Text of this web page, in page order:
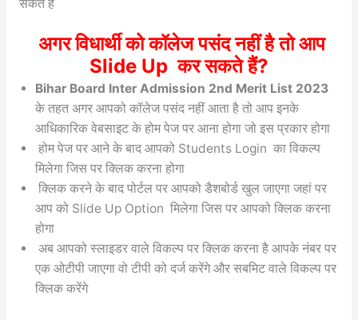
सकते हैं
अगर विधार्थी को कॉलेज पसंद नहीं है तो आप
Slide Up कर सकते हैं?
Bihar Board Inter Admission 2nd Merit List 2023
के तहत अगर आपको कॉलेज पसंद नहीं आता है तो आप इनके
आधिकारिक वेबसाइट के होम पेज पर आना होगा जो इस प्रकार होगा
होम पेज पर आने के बाद आपको Students Login का विकल्प
मिलेगा जिस पर क्लिक करना होगा
क्लिक करने के बाद पोर्टल पर आपको डैशबोर्ड खुल जाएगा जहां पर
आप को Slide Up Option मिलेगा जिस पर आपको क्लिक करना
होगा
अब आपको स्लाइडर वाले विकल्प पर क्लिक करना है आपके नंबर पर
एक ओटीपी जाएगा वो टीपी को दर्ज करेंगे और सबमिट वाले विकल्प पर
क्लिक करेंगे